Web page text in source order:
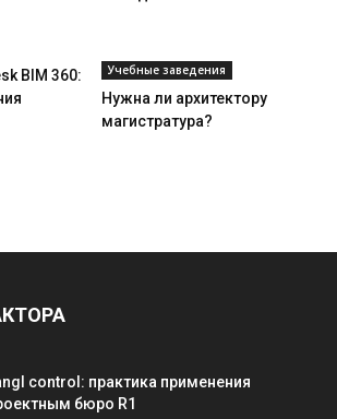
BIM 360:
Учебные заведения
Нужна ли архитектору
магистратура?
control: практика применения
бюро R1